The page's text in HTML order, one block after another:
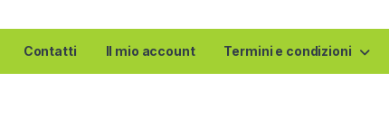
Contatti Il mio account Termini e condizioni